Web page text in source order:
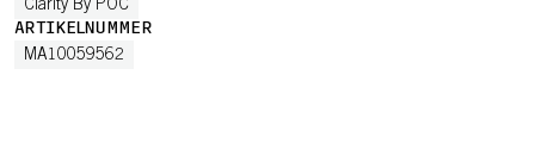
Clarity By POC
ARTIKELNUMMER
MA10059562